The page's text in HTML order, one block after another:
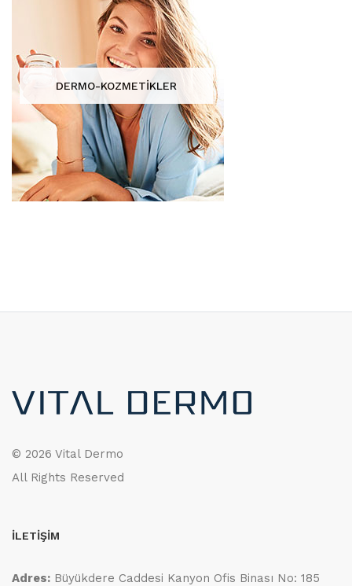
DERMO-KOZMETİKLER
© 2026 Vital Dermo
All Rights Reserved
İLETİŞİM
Adres: Büyükdere Caddesi Kanyon Ofis Binası No: 185